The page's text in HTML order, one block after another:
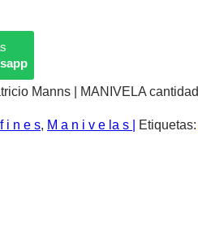
Manns | MANIVELA cantidad
i n e s, M a n i v e la s | Etiquetas: